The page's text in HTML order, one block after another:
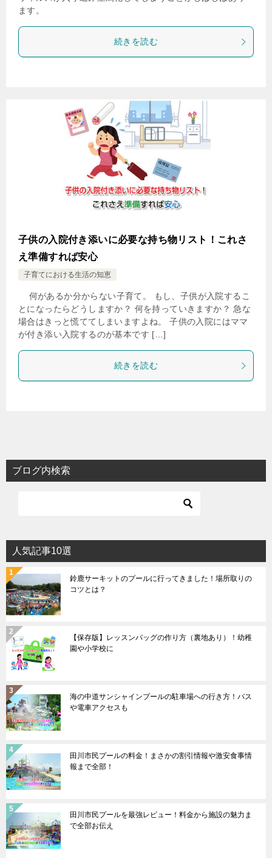
ます。
続きを読む
子供の入院付き添いに必要な持ち物リスト！これさ
え準備すれば安心
子育てにおける生活の知恵
何があるか分からない子育て。 もし、子供が入院するこ
とになったらどうしますか？ 何を持っていきますか？ 急な
場合はきっと慌ててしまいますよね。 子供の入院にはママ
が付き添い入院するのが基本です […]
続きを読む
ブログ内検索
人気記事10選
鈴鹿サーキットのプールに行ってきました！場所取りの
コツとは？
【保存版】レッスンバッグの作り方（裏地あり）！幼稚
園や小学校に
海の中道サンシャインプールの駐車場への行き方！バス
や電車アクセスも
田川市民プールの料金！まさかの割引情報や激安食事情
報まで全部！
田川市民プールを最強レビュー！料金から施設の魅力ま
で全部お伝え